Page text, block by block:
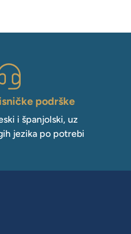
podrške
i španjolski, uz
jezika po potrebi